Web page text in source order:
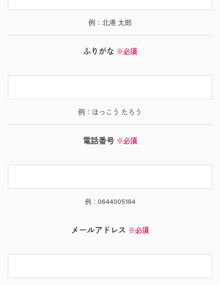
例：北港 太郎
ふりがな ※必須
例：ほっこう たろう
電話番号 ※必須
例：0644005194
メールアドレス ※必須